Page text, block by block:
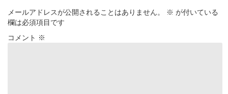
メールアドレスが公開されることはありません。 ※ が付いている
欄は必須項目です
コメント ※